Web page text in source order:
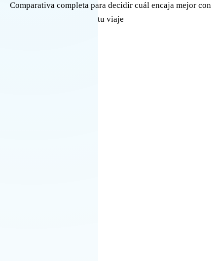
Comparativa completa para decidir cuál encaja mejor con
tu viaje